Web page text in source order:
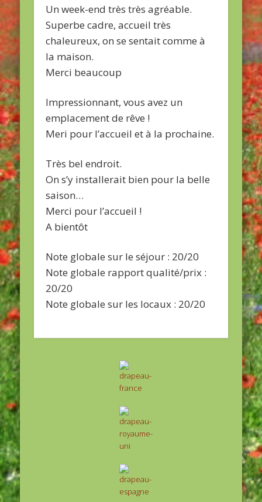
Un week-end très très agréable.
Superbe cadre, accueil très
chaleureux, on se sentait comme à
la maison.
Merci beaucoup
Impressionnant, vous avez un
emplacement de rêve !
Meri pour l’accueil et à la prochaine.
Très bel endroit.
On s’y installerait bien pour la belle
saison…
Merci pour l’accueil !
A bientôt
Note globale sur le séjour : 20/20
Note globale rapport qualité/prix :
20/20
Note globale sur les locaux : 20/20